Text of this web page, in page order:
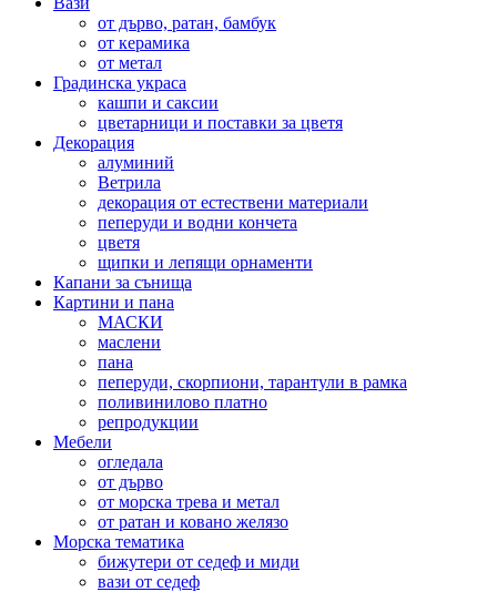
от дърво, ратан, бамбук
от керамика
от метал
Градинска украса
кашпи и саксии
цветарници и поставки за цветя
Декорация
алуминий
Ветрила
декорация от естествени материали
пеперуди и водни кончета
цветя
щипки и лепящи орнаменти
Капани за сънища
Картини и пана
МАСКИ
маслени
пана
пеперуди, скорпиони, тарантули в рамка
поливинилово платно
репродукции
Мебели
огледала
от дърво
от морска трева и метал
от ратан и ковано желязо
Морска тематика
бижутери от седеф и миди
вази от седеф